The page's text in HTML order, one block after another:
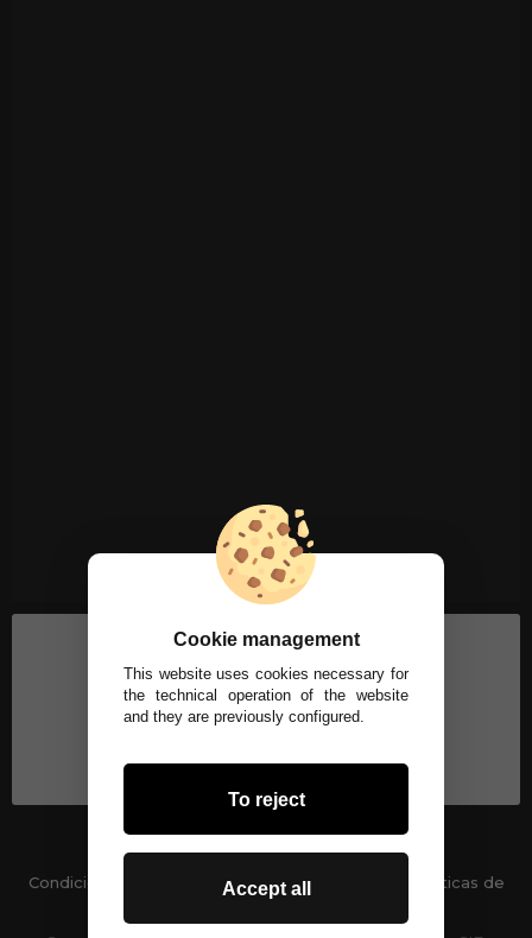
Condiciones generales Políticas de privacidad
Políticas de
Cookie management
This website uses cookies necessary for
the technical operation of the website
and they are previously configured.
To reject
Accept all